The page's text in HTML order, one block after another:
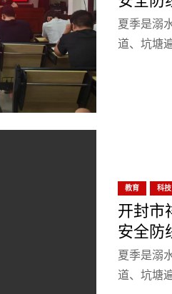
夏季是溺
道、坑塘
教育 科技
开封市
安全防
夏季是溺
道、坑塘